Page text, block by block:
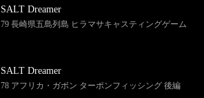
SALT Dreamer
79 長崎県五島列島 ヒラマサキャスティングゲーム
SALT Dreamer
78 アフリカ・ガボン ターポンフィッシング 後編